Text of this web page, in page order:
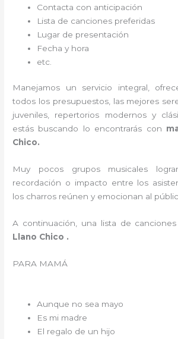
Contacta con anticipación
Lista de canciones preferidas
Lugar de presentación
Fecha y hora
etc.
Manejamos un servicio integral,
todos los presupuestos, las mejores
juveniles, repertorios modernos y
estás buscando lo encontrarás con
Chico.
Muy pocos grupos musicales
recordación o impacto entre los
los charros reúnen y emocionan al
A continuación, una lista de
Llano Chico .
PARA
Aunque no sea mayo
Es mi madre
El regalo de un hijo